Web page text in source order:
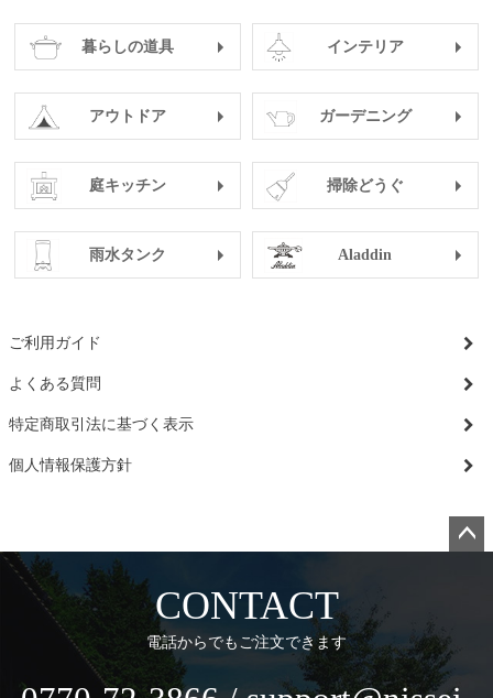
暮らしの道具 インテリア
アウトドア ガーデニング
庭キッチン 掃除どうぐ
雨水タンク Aladdin
ご利用ガイド
よくある質問
特定商取引法に基づく表示
個人情報保護方針
へ
CONTACT
電話からでもご注文できます